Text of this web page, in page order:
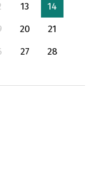
13
14
20
21
27
28